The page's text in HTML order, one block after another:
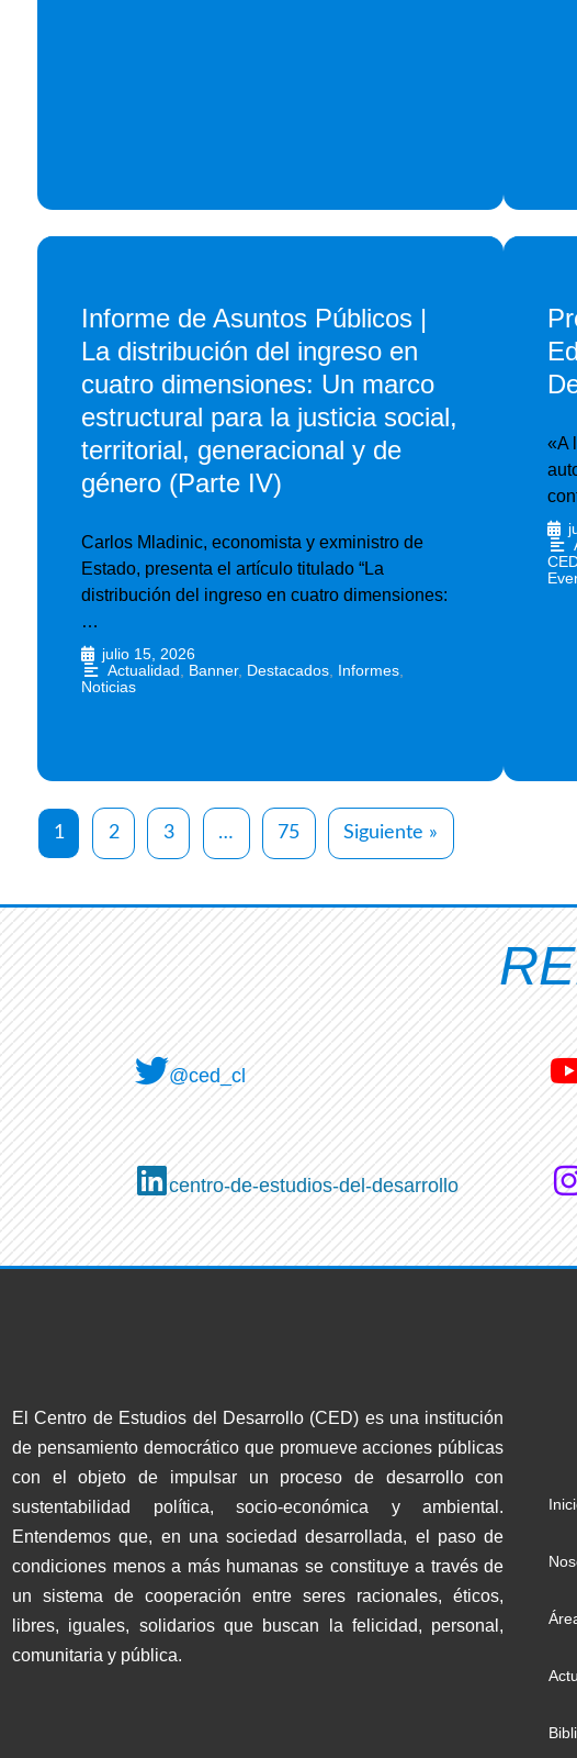
Informe de Asuntos Públicos |
La distribución del ingreso en
cuatro dimensiones: Un marco
estructural para la justicia social,
territorial, generacional y de
género (Parte IV)
Carlos Mladinic, economista y exministro de
Estado, presenta el artículo titulado “La
distribución del ingreso en cuatro dimensiones:
…
julio 15, 2026
Actualidad Banner, Destacados, Informes,
Noticias
«A
1 2 3 … 75 Siguiente »
@ced_cl
centro-de-estudios-del-desarrollo
El Centro de Estudios del Desarrollo (CED) es una institución
de pensamiento democrático que promueve acciones públicas
con el objeto de impulsar un proceso de desarrollo con
sustentabilidad política, socio-económica y ambiental.
Entendemos que, en una sociedad desarrollada, el paso de
condiciones menos a más humanas se constituye a través de
un sistema de cooperación entre seres racionales, éticos,
libres, iguales, solidarios que buscan la felicidad, personal,
comunitaria y pública.